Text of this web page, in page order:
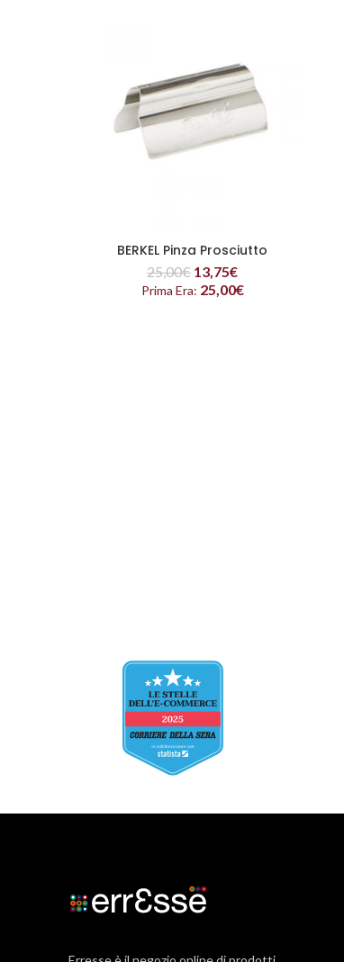
LEGGI TUTTO
BERKEL Pinza Prosciutto
25,00€ 13,75€
Prima Era: 25,00€